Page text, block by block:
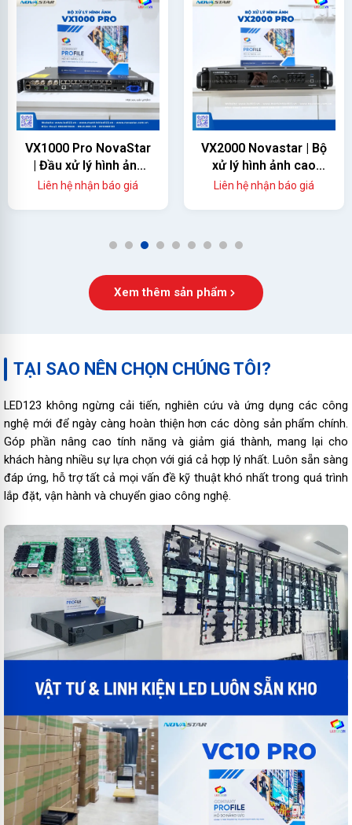
VX1000 Pro NovaStar
| Đầu xử lý hình ảnh
màn hình led
Liên hệ nhận báo giá
VX2000 Novastar | Bộ
xử lý hình ảnh cao
cấp
Liên hệ nhận báo giá
1 2 3 4 5 6 7 8 9
Xem thêm sản phẩm
TẠI SAO NÊN CHỌN CHÚNG TÔI?
LED123 không ngừng cải tiến, nghiên cứu và ứng dụng các công
nghệ mới để ngày càng hoàn thiện hơn các dòng sản phẩm chính.
Góp phần nâng cao tính năng và giảm giá thành, mang lại cho
khách hàng nhiều sự lựa chọn với giá cả hợp lý nhất. Luôn sẵn sàng
đáp ứng, hỗ trợ tất cả mọi vấn đề kỹ thuật khó nhất trong quá trình
lắp đặt, vận hành và chuyển giao công nghệ.